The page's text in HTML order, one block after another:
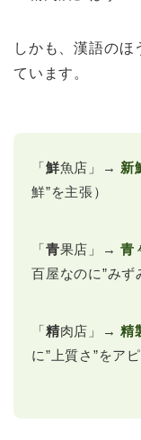
しかも、漢語のほ
ています。
「鮮魚店」→ 新
鮮”を主張）
「青果店」→青
百屋なのに”みず
「精肉店」→精
に”上質さ”をアピ